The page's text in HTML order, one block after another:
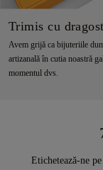
Trimis cu
Avem grijă ca bijuteriile
artizanală în cutia noastră
momentul dvs.
Etichetează-ne